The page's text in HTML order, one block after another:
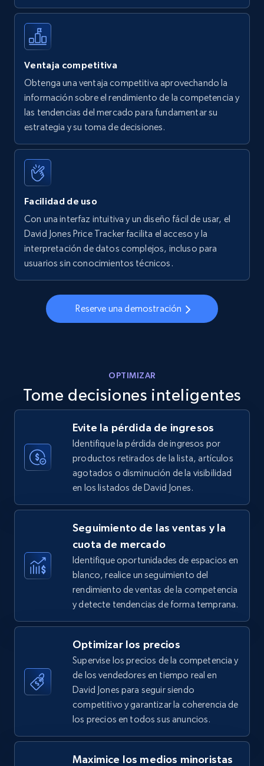
Specifications, Image urls, Top reviews, and
more.
5.6K+ 877+
Walmart - products - Find new products by
using specific category URL
URL, Final price, Sku, Currency, Gtin,
Specifications, Image urls, Top reviews, and
more.
Walmart - products - Collects products by
specific keywords
URL, Final price, Sku, Currency, Gtin,
Specifications, Image urls, Top reviews, and
using sku numbers
URL, Final price, Sku, Currency, Gtin,
Specifications, Image urls, Top reviews, and
5.6K+ 877+ Comenzar ahora
TikTok Shop
URL, Title, Available, Description, Currency, Initial
price, Final price, Discount percent, and more.
5.4K+ 668+ Comenzar ahora
TikTok Shop - category
URL, Title, Available, Description, Currency, Initial
price, Final price, Discount percent, and more.
Ventaja competitiva
Obtenga una ventaja competitiva aprovechando la
información sobre el rendimiento de la competencia y
las tendencias del mercado para fundamentar su
estrategia y su toma de decisiones.
Facilidad de uso
Con una interfaz intuitiva y un diseño fácil de usar, el
David Jones Price Tracker facilita el acceso y la
interpretación de datos complejos, incluso para
usuarios sin conocimientos técnicos.
Reserve una demostración
OPTIMIZAR
Tome decisiones inteligentes
Evite la pérdida de ingresos
Identifique la pérdida de ingresos por
productos retirados de la lista, artículos
agotados o disminución de la visibilidad
en los listados de David Jones.
Seguimiento de las ventas y la
cuota de mercado
Identifique oportunidades de espacios en
blanco, realice un seguimiento del
rendimiento de ventas de la competencia
y detecte tendencias de forma temprana.
Optimizar los precios
Supervise los precios de la competencia y
de los vendedores en tiempo real en
David Jones para seguir siendo
competitivo y garantizar la coherencia de
los precios en todos sus anuncios.
Maximice los medios minoristas